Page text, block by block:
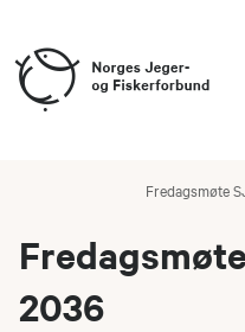
Fredagsmøte
2036